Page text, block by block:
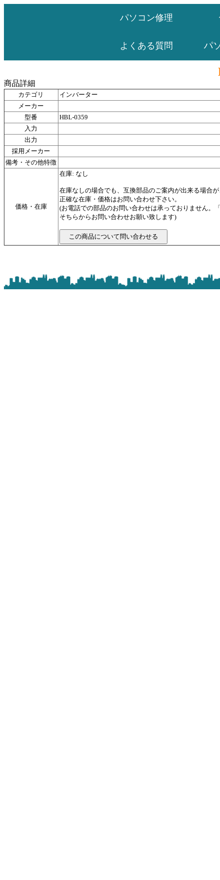
パソコン修理
よくある質問 パ
商品詳細
カテゴリ
インバーター
メーカー
型番
HBL-0359
入力
出力
採用メーカー
備考・その他特徴
価格・在庫
在庫: なし
在庫なしの場合でも、互換部品のご案内が出来る場合
正確な在庫・価格はお問い合わせ下さい。
(お電話での部品のお問い合わせは承っておりません。
そちらからお問い合わせお願い致します)